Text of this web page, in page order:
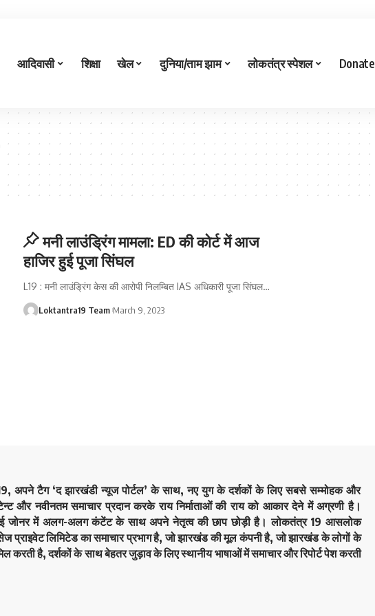
आदिवासी शिक्षा खेल दुनिया/ताम झाम लोकतंत्र स्पेशल Donate
मनी लाउंड्रिंग मामला: ED की कोर्ट में आज
हाजिर हुई पूजा सिंघल
L19 : मनी लाउंड्रिंग केस की आरोपी निलम्बित IAS अधिकारी पूजा सिंघल…
Loktantra19 Team March 9, 2023
अपने टैग ‘द झारखंडी न्यूज पोर्टल’ के साथ, नए युग के दर्शकों के लिए सबसे सम्मोहक और
और नवीनतम समाचार प्रदान करके राय निर्माताओं की राय को आकार देने में अग्रणी है।
जोनर में अलग-अलग कंटेंट के साथ अपने नेतृत्व की छाप छोड़ी है। लोकतंत्र 19 आसलोक
प्राइवेट लिमिटेड का समाचार प्रभाग है, जो झारखंड की मूल कंपनी है, जो झारखंड के लोगों के
करती है, दर्शकों के साथ बेहतर जुड़ाव के लिए स्थानीय भाषाओं में समाचार और रिपोर्ट पेश करती